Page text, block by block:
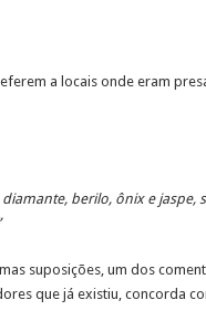
a locais onde eram
berilo, ônix e jaspe,
suposições, um dos
que já existiu, concorda